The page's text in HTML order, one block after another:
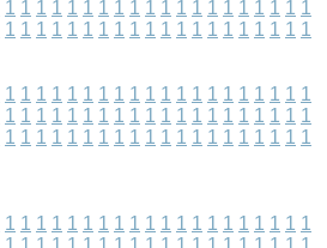
1 1 1 1 1 1 1 1 1 1 1 1 1 1 1 1 1 1 1 1
1 1 1 1 1 1 1 1 1 1 1 1 1 1 1 1 1 1 1 1
1 1 1 1 1 1 1 1 1 1 1 1 1 1 1 1 1 1 1 1
1 1 1 1 1 1 1 1 1 1 1 1 1 1 1 1 1 1 1 1
1 1 1 1 1 1 1 1 1 1 1 1 1 1 1 1 1 1 1 1
1 1 1 1 1 1 1 1 1 1 1 1 1 1 1 1 1 1 1 1